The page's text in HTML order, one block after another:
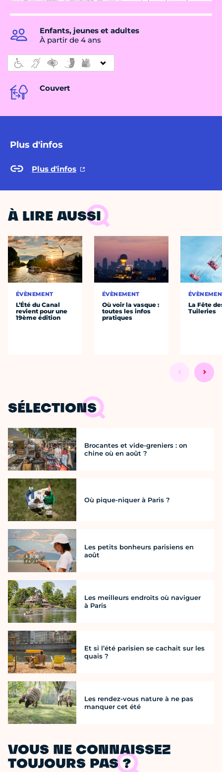
Enfants, jeunes et adultes
À partir de 4 ans
Couvert
Plus d'infos
Plus d'infos
À LIRE AUSSI
ÉVÈNEMENT
L’Été du Canal
revient pour une
19ème édition
ÉVÈNEMENT
Où voir la vasque :
toutes les infos
pratiques
La Fête
Tuileries
SÉLECTIONS
Brocantes et vide-greniers : on
chine où en août ?
Où pique-niquer à Paris ?
Les petits bonheurs parisiens en
août
Les meilleurs endroits où naviguer
à Paris
Et si l’été parisien se cachait sur les
quais ?
Les rendez-vous nature à ne pas
manquer cet été
VOUS NE CONNAISSEZ
TOUJOURS PAS ?